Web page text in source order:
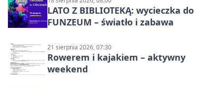
LATO Z BIBLIOTEKĄ: wycieczka do
FUNZEUM – światło i zabawa
21 sierpnia 2026, 07:30
Rowerem i kajakiem – aktywny
weekend